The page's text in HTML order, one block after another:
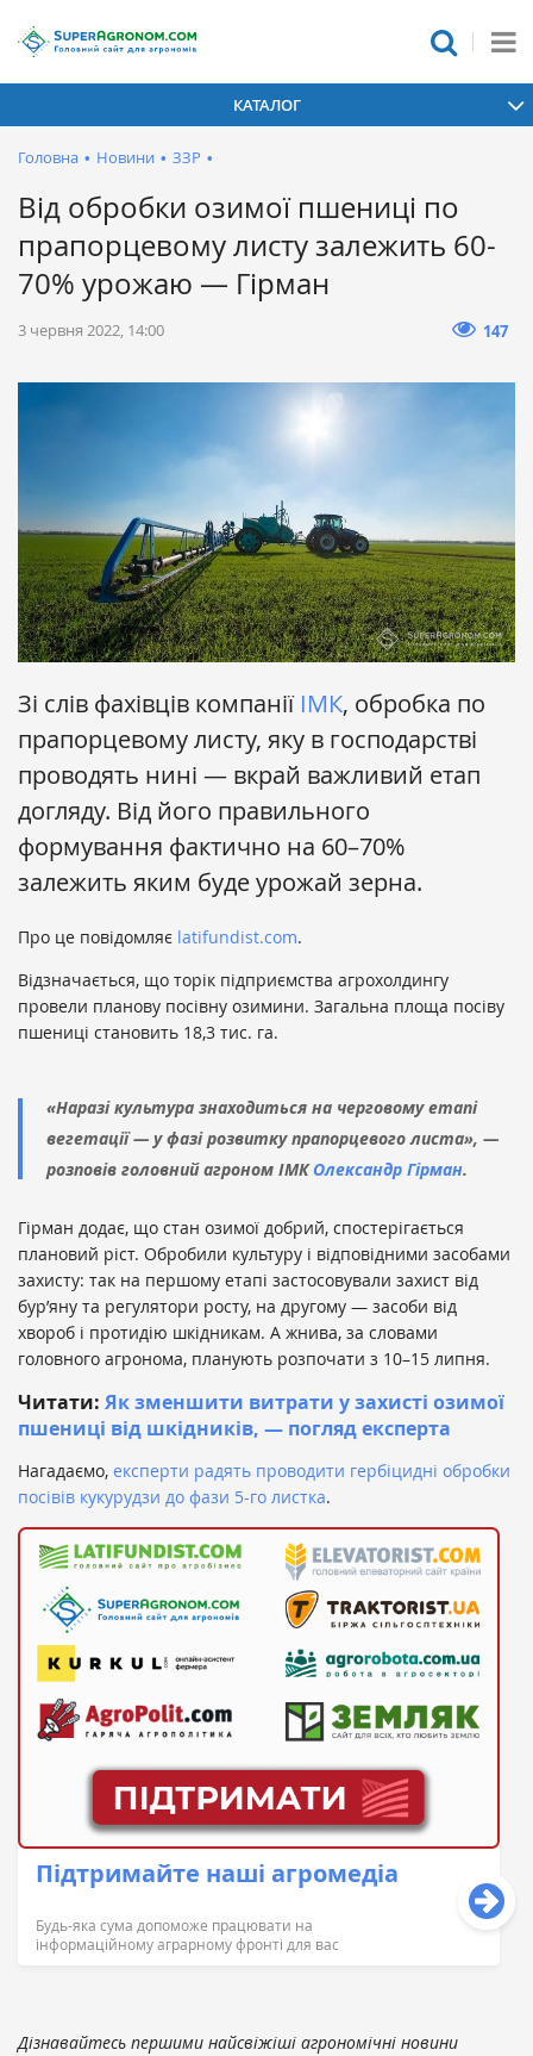
КАТАЛОГ
Головна • Новини • ЗЗР •
Від обробки озимої пшениці по
прапорцевому листу залежить 60-
70% урожаю — Гірман
3 червня 2022, 14:00 147
Зі слів фахівців компанії ІМК, обробка по
прапорцевому листу, яку в господарстві
проводять нині — вкрай важливий етап
догляду. Від його правильного
формування фактично на 60–70%
залежить яким буде урожай зерна.
Про це повідомляє latifundist.com.
Відзначається, що торік підприємства агрохолдингу
провели планову посівну озимини. Загальна площа посіву
пшениці становить 18,3 тис. га.
«Наразі культура знаходиться на черговому етапі
вегетації — у фазі розвитку прапорцевого листа», —
розповів головний агроном ІМКОлександр Гірман.
Гірман додає, що стан озимої добрий, спостерігається
плановий ріст. Обробили культуру і відповідними засобами
захисту: так на першому етапі застосовували захист від
бур’яну та регулятори росту, на другому — засоби від
хвороб і протидію шкідникам. А жнива, за словами
головного агронома, планують розпочати з 10–15 липня.
Читати: Як зменшити витрати у захисті озимої
пшениці від шкідників, — погляд експерта
Нагадаємо, експерти радять проводити гербіцидні обробки
посівів кукурудзи до фази 5-го листка.
Підтримайте наші агромедіа
Будь-яка сума допоможе працювати на
інформаційному аграрному фронті для вас
Дізнавайтесь першими найсвіжіші агрономічні новини